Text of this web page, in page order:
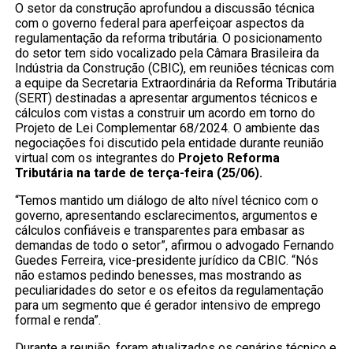
O setor da construção aprofundou a discussão técnica
com o governo federal para aperfeiçoar aspectos da
regulamentação da reforma tributária. O posicionamento
do setor tem sido vocalizado pela Câmara Brasileira da
Indústria da Construção (CBIC), em reuniões técnicas com
a equipe da Secretaria Extraordinária da Reforma Tributária
(SERT) destinadas a apresentar argumentos técnicos e
cálculos com vistas a construir um acordo em torno do
Projeto de Lei Complementar 68/2024. O ambiente das
negociações foi discutido pela entidade durante reunião
virtual com os integrantes do Projeto Reforma
Tributária na tarde de terça-feira (25/06).
“Temos mantido um diálogo de alto nível técnico com o
governo, apresentando esclarecimentos, argumentos e
cálculos confiáveis e transparentes para embasar as
demandas de todo o setor”, afirmou o advogado Fernando
Guedes Ferreira, vice-presidente jurídico da CBIC. “Nós
não estamos pedindo benesses, mas mostrando as
peculiaridades do setor e os efeitos da regulamentação
para um segmento que é gerador intensivo de emprego
formal e renda”.